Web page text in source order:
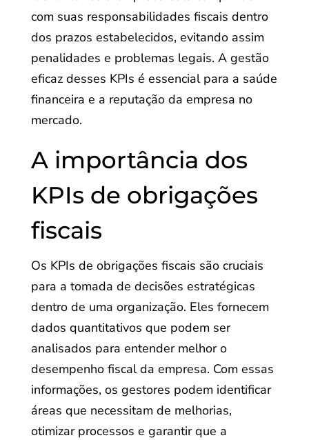
com suas responsabilidades fiscais dentro
dos prazos estabelecidos, evitando assim
penalidades e problemas legais. A gestão
eficaz desses KPIs é essencial para a saúde
financeira e a reputação da empresa no
mercado.
A importância dos
KPIs de obrigações
fiscais
Os KPIs de obrigações fiscais são cruciais
para a tomada de decisões estratégicas
dentro de uma organização. Eles fornecem
dados quantitativos que podem ser
analisados para entender melhor o
desempenho fiscal da empresa. Com essas
informações, os gestores podem identificar
áreas que necessitam de melhorias,
otimizar processos e garantir que a